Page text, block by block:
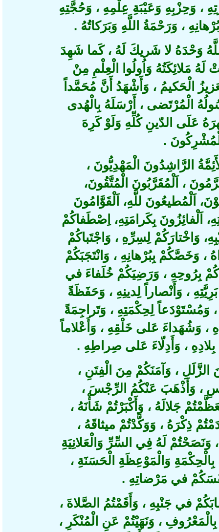
، وَحِزْبِهِ وَعَيْبَةِ عِلْمِهِ ، وَحُجَّتِهِ
، وَرَحْمَةُ اللَّهِ وَبَرَكاتُهُ .
وَحْدَهُ لا شَريكَ لَهُ ، كَما شَهِدَ
مَلائِكَتُهُ وَاُولُوا الْعِلْمِ مِنْ
الْحَكيمُ ، وَأَشْهَدُ أَنَّ مُحَمَّداً
الْمُرْتَضى ، أَرْسَلَهُ بِالْهُدى
عَلَى الدّينِ كُلِّهِ وَلَوْ كَرِهَ
.
الرَّاشِدُونَ الْمَهْدِيُّونَ ،
، اَلْمُقَرَّبُونَ الْمُتَّقُونَ،
اَلْمُطيعُونَ للَّهِِ، اَلْقَوَّامُونَ
اَلْفائِزُونَ بِكَرامَتِهِ، اِصْطَفاكُمْ
وَاخْتارَكُمْ لِسِرِّهِ ، وَاجْتَباكُمْ
، وَخَصَّكُمْ بِبُرْهانِهِ ، وَانْتَجَبَكُمْ
بِرُوحِهِ ، وَرَضِيَكُمْ خُلَفاءَ في
، وَأَنْصاراً لِدينِهِ ، وَحَفَظَةً
لِحِكْمَتِهِ ، وَتَراجِمَةً
، وَشُهَداءَ عَلى خَلْقِهِ ، وَأَعْلاماً
، وَأَدِلّاءَ عَلى صِراطِهِ .
، وَآمَنَكُمْ مِنَ الْفِتَنِ ،
وَأَذْهَبَ عَنْكُمُ الرِّجْسَ ،
جَلالَهُ ، وَأَكْبَرْتُمْ شَأْنَهُ ،
ذِكْرَهُ ، وَوَكَّدْتُمْ ميثاقَهُ ،
لَهُ فِي السِّرِّ وَالْعَلانِيَةِ
وَالْمَوْعِظَةِ الْحَسَنَةِ ،
في مَرْضاتِهِ .
جَنْبِهِ ، وَأَقَمْتُمُ الصَّلاةَ ،
، وَنَهَيْتُمْ عَنِ الْمُنْكَرِ ،